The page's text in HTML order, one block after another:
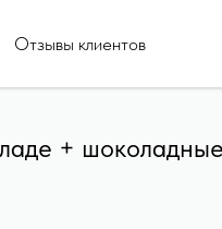
Отзывы клиентов
+